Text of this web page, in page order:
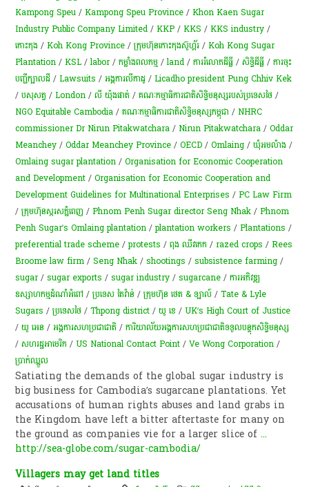
Kampong Speu /Kampong Speu Province /Khon Kaen Sugar
Industry Public Company Limited /KKP /KKS /KKS industry /
កោះកុង /Koh Kong Province /ក្រុមហ៊ុន​កោះកុង​ស៊ូហ្គ័រ /Koh Kong Sugar
Plantation /KSL /labor/កម្លាំងពលកម្ម /land /ការ​រំលោភ​ដីធ្លី​ /សិទ្ធិ​ដីធ្លី /ការចុះ
បញ្ជីក្បាលដី /Lawsuits /អង្គការលីកាដូ /Licadho president Pung Chhiv Kek
/បសុសត្វ /London /លី យ៉ុងផាត់ /គណៈកម្មាធិការ​ជាតិ​សិទ្ធិ​មនុស្សរបស់​ប្រទេសថៃ /
NGO Equitable Cambodia /គណៈកម្មាធិការជាតិសិទ្ធិមនុស្សកម្ពុជា /NHRC
commissioner Dr Nirun Pitakwatchara /Nirun Pitakwatchara /Oddar
Meanchey /Oddar Meanchey Province /OECD /Omlaing /ឃុំ​អម​លំាង /
Omlaing sugar plantation /Organisation for Economic Cooperation
and Development /Organisation for Economic Cooperation and
Development Guidelines for Multinational Enterprises /PC Law Firm
/ក្រុម​ហ៊ុន​ស្ករសភ្នំពេញ /Phnom Penh Sugar director Seng Nhak /Phnom
Penh Sugar’s Omlaing plantation /plantation workers /Plantations /
preferential trade scheme /protests /ពុង ឈីវ​​​កេក /razed crops /Rees
Broome law firm /Seng Nhak /shootings /subsistence farming /
sugar/sugar exports /sugar industry /sugarcane /ការ​អភិវឌ្ឍ​
ឧស្សាហកម្ម​ដំណាំ​អំពៅ /ប្រទេស តៃវ៉ាន់ /ក្រុមហ៊ុន ថេត & ឡាល៍ /Tate & Lyle
Sugars /ប្រទេសថៃ /Thpong district /យូ​ ខេ /UK’s High Court of Justice
/យូ អេន /អង្គការសហប្រជាជាតិ /ការិយាល័យ​អង្គការសហប្រជាជាតិ​ទទួល​បន្ទុក​សិទ្ធិ​មនុស្ស​
/សហរដ្ឋអាមេរិក /US National Contact Point /Ve Wong Corporation /
ប្រាក់​ឈ្នួល
Satiating the demands of the global sugar industry is
big business for Cambodia’s sugarcane plantations. Yet
accusations of human rights abuses and land grabs in
the Kingdom have left a bitter aftertaste for many on
the ground as companies vie for a larger slice of...
http://sea-globe.com/sugar-cambodia/
Villagers may get land titles